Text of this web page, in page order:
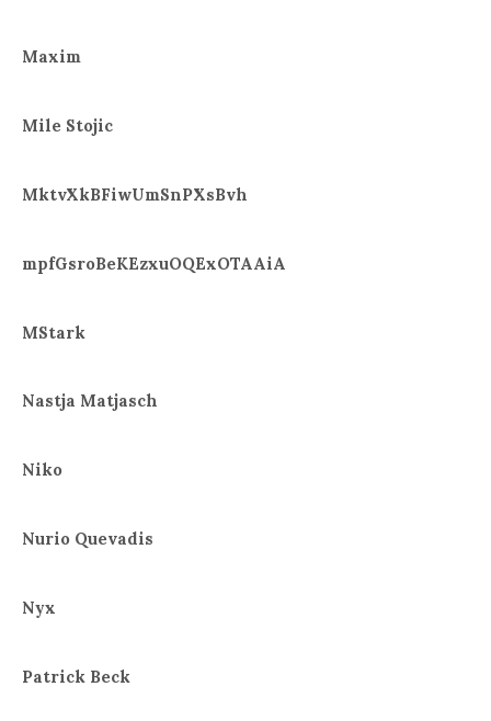
Maxim
Mile Stojic
MktvXkBFiwUmSnPXsBvh
mpfGsroBeKEzxuOQExOTAAiA
MStark
Nastja Matjasch
Niko
Nurio Quevadis
Nyx
Patrick Beck